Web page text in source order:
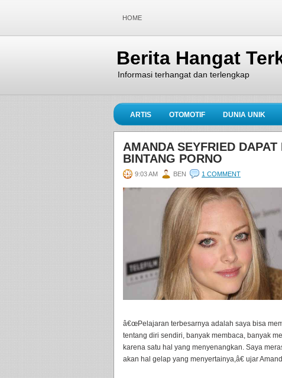
HOME
Berita Hangat
Informasi terhangat dan terlengkap
ARTIS OTOMOTIF DUNIA UNIK
AMANDA SEYFRIED
BINTANG PORNO
9:03 AM BEN 1 COMMENT
â€œPelajaran terbesarnya adalah saya bisa
tentang diri sendiri, banyak membaca, banyak
karena satu hal yang menyenangkan. Saya
akan hal gelap yang menyertainya,â€ ujar